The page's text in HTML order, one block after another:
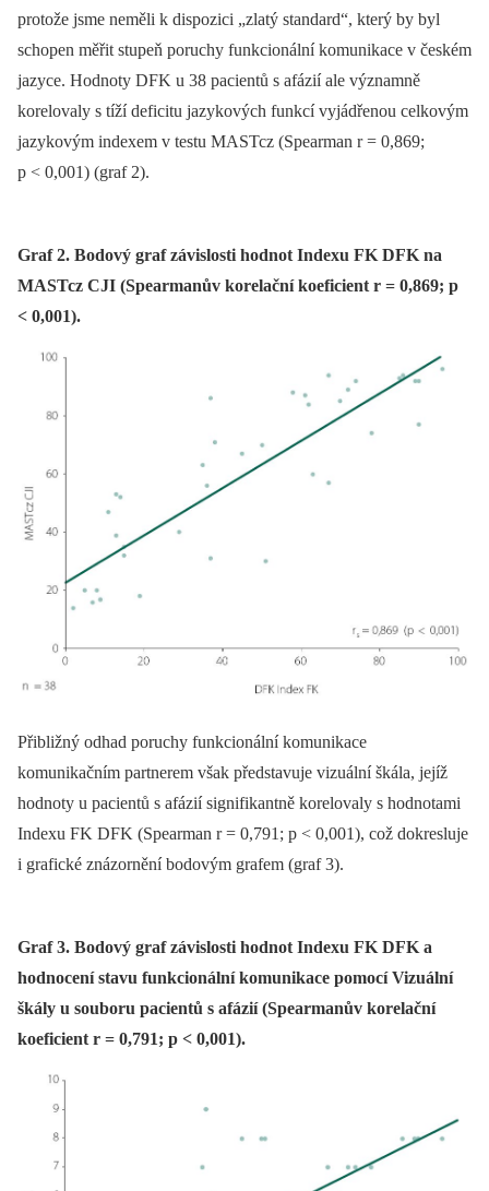
protože jsme neměli k dispozici „zlatý standard“, který by byl
schopen měřit stupeň poruchy funkcionální komunikace v českém
jazyce. Hodnoty DFK u 38 pa­cientů s afázií ale významně
korelovaly s tíží deficitu jazykových funkcí vyjádřenou celkovým
jazykovým indexem v testu MASTcz (Spearman r = 0,869;
p < 0,001) (graf 2).
Graf 2. Bodový graf závislosti hodnot Indexu FK DFK na
MASTcz CJI (Spearmanův korelační koeficient r = 0,869; p
< 0,001).
Přibližný odhad poruchy funkcionální komunikace
komunikačním partnerem však představuje vizuální škála, jejíž
hodnoty u pa­cientů s afázií signifikantně korelovaly s hodnotami
Indexu FK DFK (Spearman r = 0,791; p < 0,001), což dokresluje
i grafické znázornění bodovým grafem (graf 3).
Graf 3. Bodový graf závislosti hodnot Indexu FK DFK a
hodnocení stavu funkcionální komunikace pomocí Vizuální
škály u souboru pacientů s afázií (Spearmanův korelační
koeficient r = 0,791; p < 0,001).